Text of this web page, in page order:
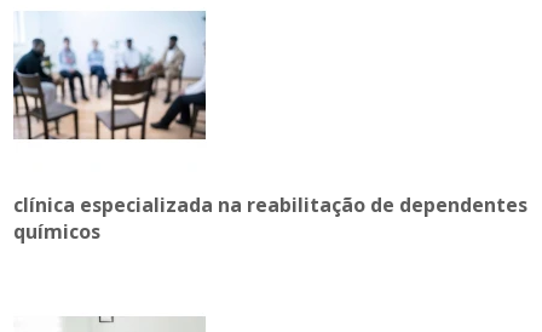
clínica especializada na reabilitação de dependentes
químicos